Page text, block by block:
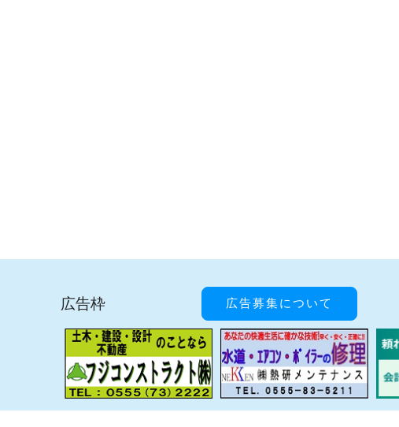
広告枠 広告募集について